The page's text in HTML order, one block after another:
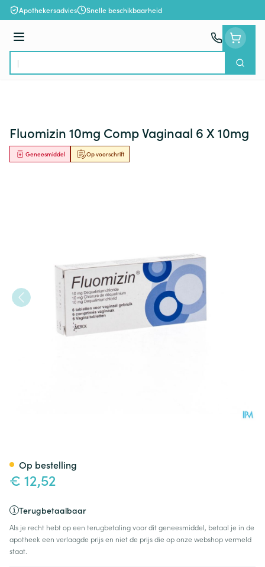
Ga naar de inhoud
Apothekersadvies Snelle beschikbaarheid
Menu
Product, merk, categorie...
Zoek
Fluomizin 10mg Comp Vaginaal 6 X 10mg
Op voorschrift
Geneesmiddel
€ 12,52
Terugbetaalbaar
Als je recht hebt op een terugbetaling voor dit geneesmiddel, betaal je in de
apotheek een verlaagde prijs en niet de prijs die op onze webshop vermeld
staat.
Op bestelling